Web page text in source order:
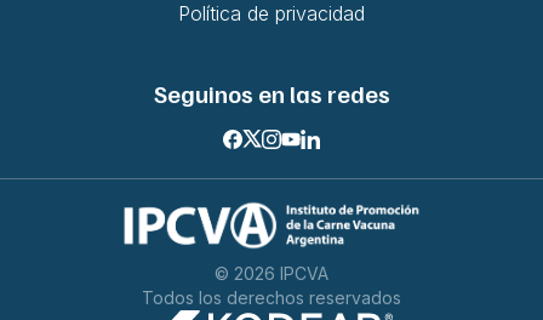
Política de privacidad
Seguinos en las redes
© 2026 IPCVA
Todos los derechos reservados